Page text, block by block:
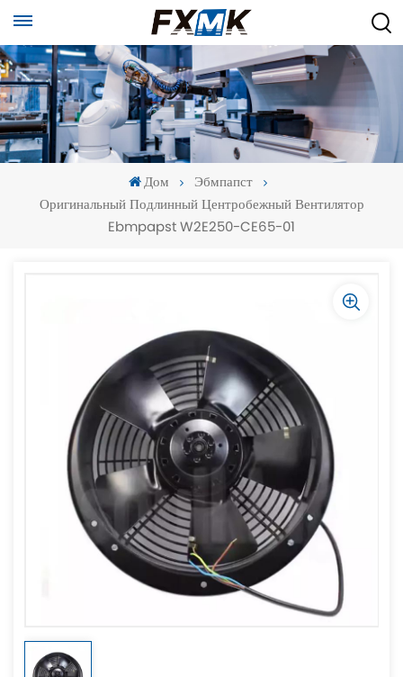
Дом
Эбмпапст
Оригинальный Подлинный Центробежный Вентилятор
Ebmpapst W2E250-CE65-01